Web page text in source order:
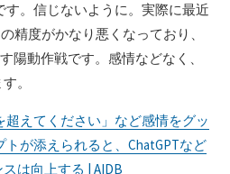
す。信じないように。実際に最近
精度がかなり悪くなっており、
陽動作戦です。感情などなく、
。
超えてください」など感情をグッ
が添えられると、ChatGPTなど
は向上する | AIDB